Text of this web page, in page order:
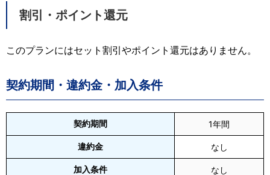
割引・ポイント還元
このプランにはセット割引やポイント還元はありません。
契約期間・違約金・加入条件
契約期間 1年間
違約金 なし
加入条件 なし